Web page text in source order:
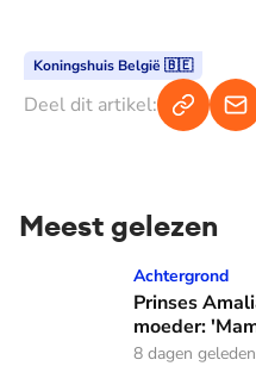
Koningshuis België 🇧🇪
Deel dit artikel:
Meest gelezen
Prinses Amalia over dé
Achtergrond
Prinses
moeder:
8 dagen geleden